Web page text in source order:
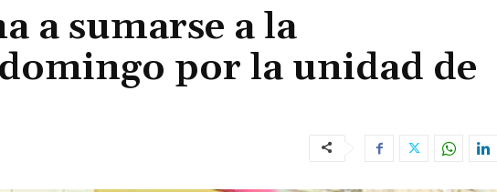
a sumarse a la
por la unidad de